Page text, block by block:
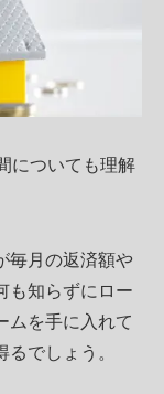
についても理解
毎月の返済額や
も知らずにロー
ムを手に入れて
でしょう。